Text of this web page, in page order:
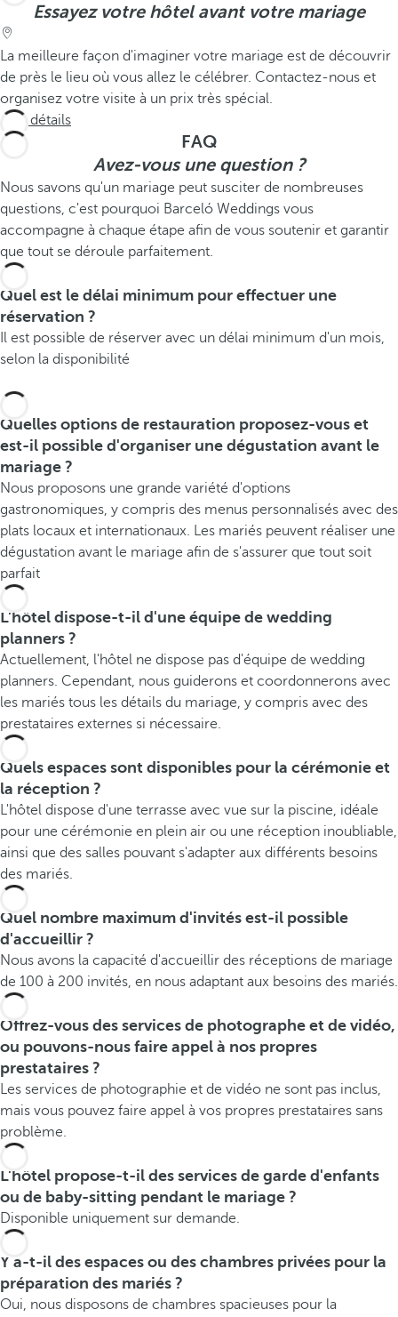
Essayez votre hôtel avant votre mariage
La meilleure façon d'imaginer votre mariage est de découvrir
de près le lieu où vous allez le célébrer. Contactez-nous et
organisez votre visite à un prix très spécial.
Voir détails
FAQ
Avez-vous une question ?
Nous savons qu'un mariage peut susciter de nombreuses
questions, c'est pourquoi Barceló Weddings vous
accompagne à chaque étape afin de vous soutenir et garantir
que tout se déroule parfaitement.
Quel est le délai minimum pour effectuer une
réservation ?
Il est possible de réserver avec un délai minimum d'un mois,
selon la disponibilité
Quelles options de restauration proposez-vous et
est-il possible d'organiser une dégustation avant le
mariage ?
Nous proposons une grande variété d'options
gastronomiques, y compris des menus personnalisés avec des
plats locaux et internationaux. Les mariés peuvent réaliser une
dégustation avant le mariage afin de s'assurer que tout soit
parfait
L'hôtel dispose-t-il d'une équipe de wedding
planners ?
Actuellement, l'hôtel ne dispose pas d'équipe de wedding
planners. Cependant, nous guiderons et coordonnerons avec
les mariés tous les détails du mariage, y compris avec des
prestataires externes si nécessaire.
Quels espaces sont disponibles pour la cérémonie et
la réception ?
L'hôtel dispose d'une terrasse avec vue sur la piscine, idéale
pour une cérémonie en plein air ou une réception inoubliable,
ainsi que des salles pouvant s'adapter aux différents besoins
des mariés.
Quel nombre maximum d'invités est-il possible
d'accueillir ?
Nous avons la capacité d'accueillir des réceptions de mariage
de 100 à 200 invités, en nous adaptant aux besoins des mariés.
Offrez-vous des services de photographe et de vidéo,
ou pouvons-nous faire appel à nos propres
prestataires ?
Les services de photographie et de vidéo ne sont pas inclus,
mais vous pouvez faire appel à vos propres prestataires sans
problème.
L'hôtel propose-t-il des services de garde d'enfants
ou de baby-sitting pendant le mariage ?
Disponible uniquement sur demande.
Y a-t-il des espaces ou des chambres privées pour la
préparation des mariés ?
Oui, nous disposons de chambres spacieuses pour la